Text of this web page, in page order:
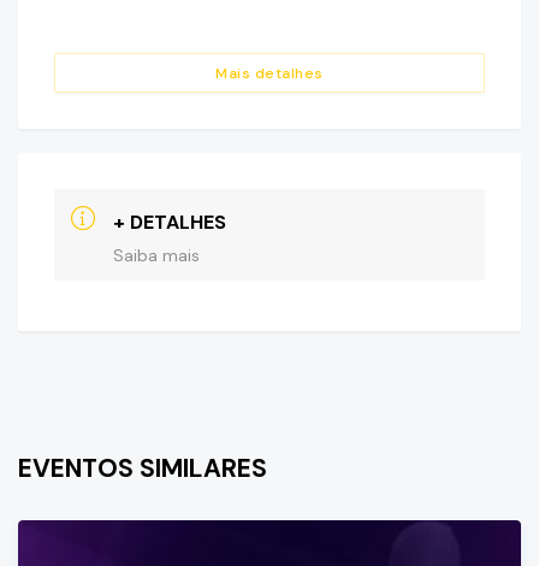
Mais detalhes
+ DETALHES
Saiba mais
EVENTOS SIMILARES